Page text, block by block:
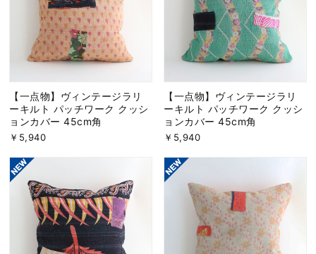
【一点物】ヴィンテージラリ
ーキルト パッチワーク クッシ
ョンカバー 45cm角
￥5,940
【一点物】ヴィンテージラリ
ーキルト パッチワーク クッシ
ョンカバー 45cm角
￥5,940